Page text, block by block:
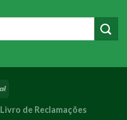
Livro de Reclamações